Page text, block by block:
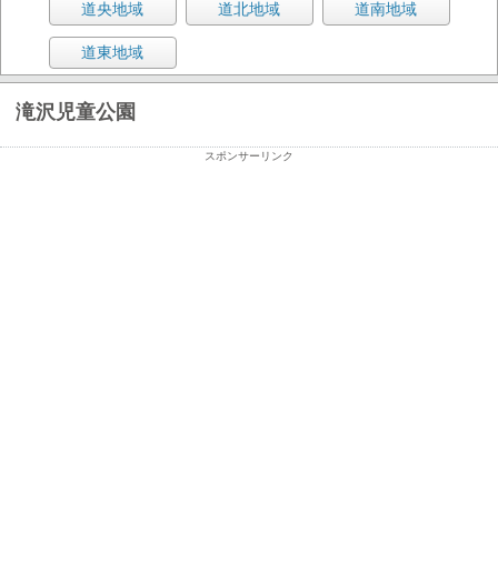
道央地域 道北地域 道南地域
道東地域
滝沢児童公園
スポンサーリンク